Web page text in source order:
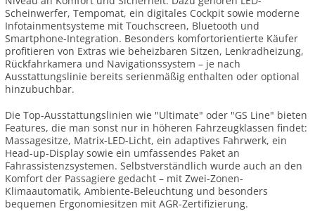
Scheinwerfer, Tempomat, ein digitales Cockpit sowie moderne
Infotainmentsysteme mit Touchscreen, Bluetooth und
Smartphone-Integration. Besonders komfortorientierte Käufer
profitieren von Extras wie beheizbaren Sitzen, Lenkradheizung,
Rückfahrkamera und Navigationssystem – je nach
Ausstattungslinie bereits serienmäßig enthalten oder optional
hinzubuchbar.
Die Top-Ausstattungslinien wie "Ultimate" oder "GS Line" bieten
Features, die man sonst nur in höheren Fahrzeugklassen findet:
Massagesitze, Matrix-LED-Licht, ein adaptives Fahrwerk, ein
Head-up-Display sowie ein umfassendes Paket an
Fahrassistenzsystemen. Selbstverständlich wurde auch an den
Komfort der Passagiere gedacht – mit Zwei-Zonen-
Klimaautomatik, Ambiente-Beleuchtung und besonders
bequemen Ergonomiesitzen mit AGR-Zertifizierung.